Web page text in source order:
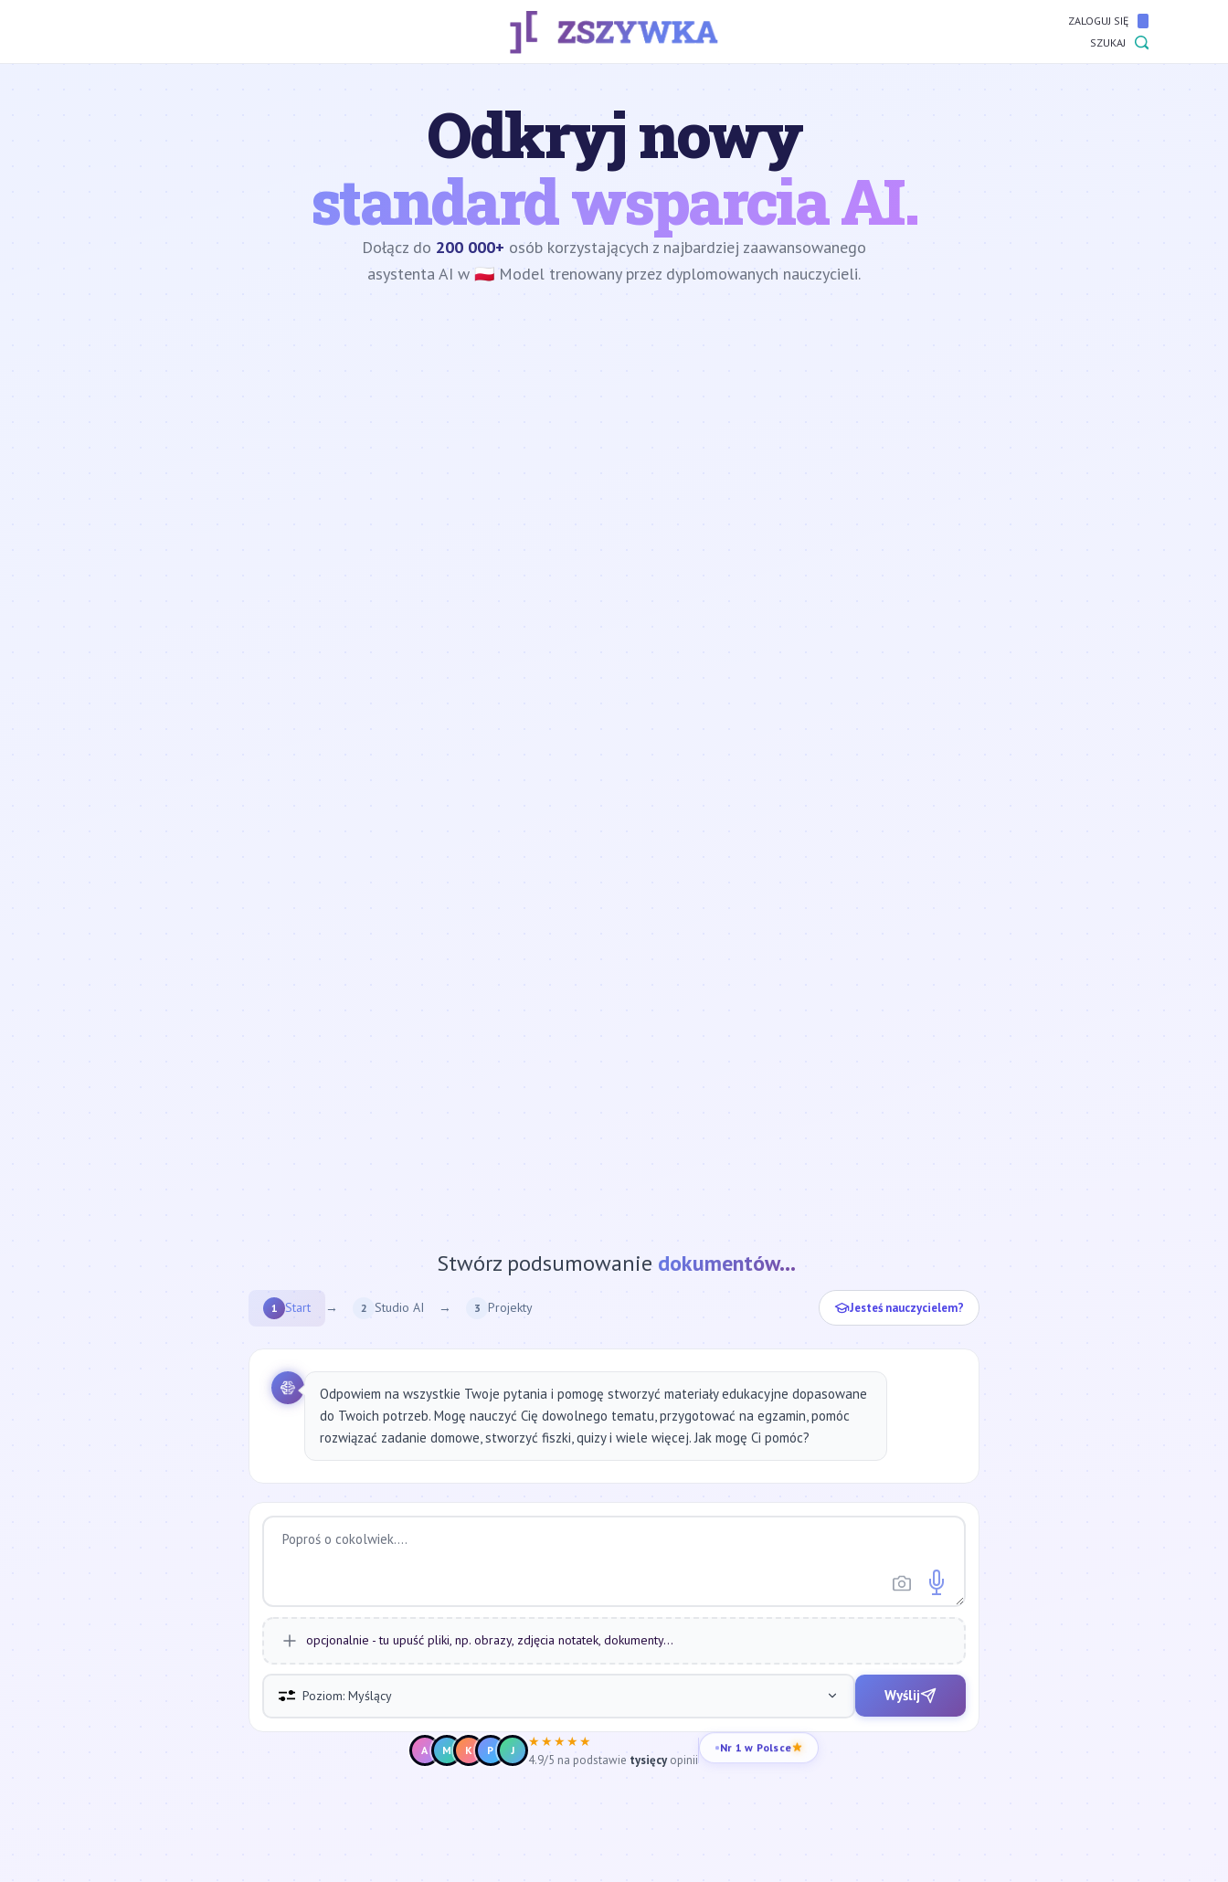
ZALOGUJ SIĘ
SZUKAJ
Odkryj nowy
standard wsparcia AI.
Dołącz do 200 000+ osób korzystających z najbardziej zaawansowanego
asystenta AI w 🇵🇱 Model trenowany przez dyplomowanych nauczycieli.
Stwórz podsumowanie strony internetowej...
1 Start → 2 Studio AI → 3 Projekty Jesteś nauczycielem?
Odpowiem na wszystkie Twoje pytania i pomogę stworzyć materiały edukacyjne dopasowane
do Twoich potrzeb. Mogę nauczyć Cię dowolnego tematu, przygotować na egzamin, pomóc
rozwiązać zadanie domowe, stworzyć fiszki, quizy i wiele więcej. Jak mogę Ci pomóc?
opcjonalnie - tu upuść pliki, np. obrazy, zdjęcia notatek, dokumenty...
Poziom: Myślący Wyślij
A M K P J
★★★★★
4.9/5 na podstawie tysięcyopinii
Nr 1 w Polsce